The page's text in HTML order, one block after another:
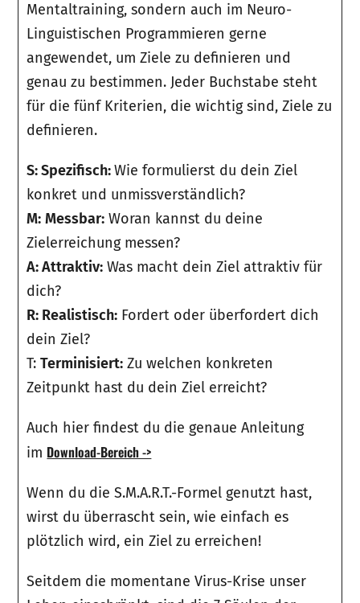
Mentaltraining, sondern auch im Neuro-
Linguistischen Programmieren gerne
angewendet, um Ziele zu definieren und
genau zu bestimmen. Jeder Buchstabe steht
für die fünf Kriterien, die wichtig sind, Ziele zu
definieren.
S: Spezifisch:Wie formulierst du dein Ziel
konkret und unmissverständlich?
M: Messbar: Woran kannst du deine
Zielerreichung messen?
A: Attraktiv: Was macht dein Ziel attraktiv für
dich?
R: Realistisch: Fordert oder überfordert dich
dein Ziel?
T:Terminisiert: Zu welchen konkreten
Zeitpunkt hast du dein Ziel erreicht?
Auch hier findest du die genaue Anleitung
im Download-Bereich ->
Wenn du die S.M.A.R.T.-Formel genutzt hast,
wirst du überrascht sein, wie einfach es
plötzlich wird, ein Ziel zu erreichen!
Seitdem die momentane Virus-Krise unser